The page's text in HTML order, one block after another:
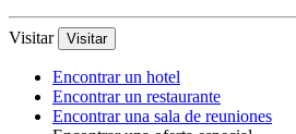
Visitar Visitar
Encontrar un hotel
Encontrar un restaurante
Encontrar una sala de reuniones